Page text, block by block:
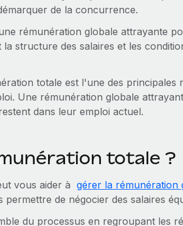
de la concurrence.
rémunération globale attrayante
structure des salaires et les
totale est l'une des principales
Une rémunération globale
dans leur emploi actuel.
totale ?
vous aider à gérer la rémunération
permettre de négocier des salaires
du processus en regroupant les